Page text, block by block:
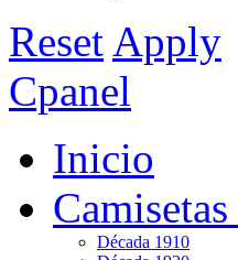
Reset Apply
Cpanel
Inicio
Década 1910